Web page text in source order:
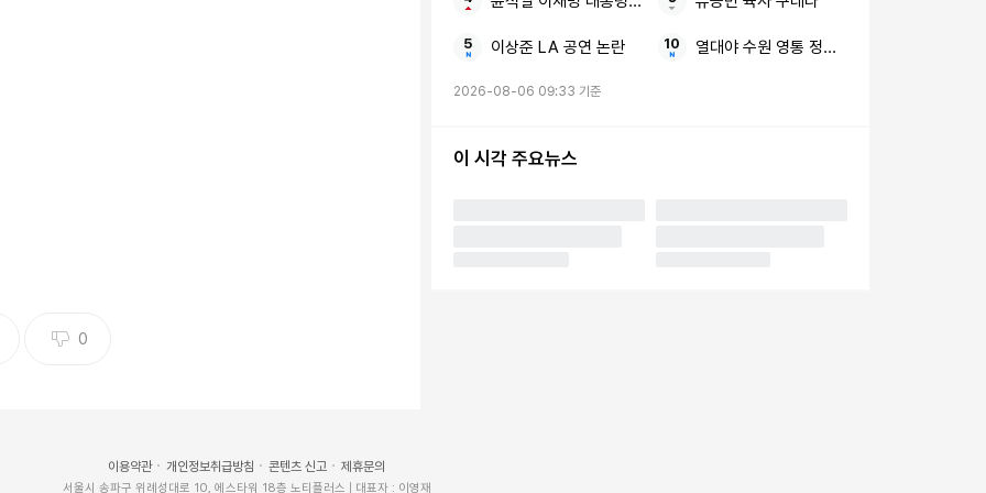
0
이상준 LA 공연 논란 열대야 수원 영통 정전 피해
2026-08-06 09:33 기준
이 시각 주요뉴스
이용약관 개인정보취급방침 콘텐츠 신고 제휴문의
서울시 송파구 위례성대로 10, 에스타워 18층 노티플러스 | 대표자 : 이영재